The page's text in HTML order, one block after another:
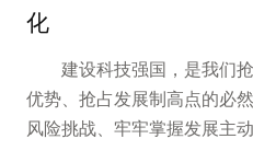
化
建设科技强国，是我们
优势、抢占发展制高点的必
风险挑战、牢牢掌握发展主